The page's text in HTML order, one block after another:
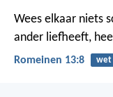
Wees elkaar niets
ander liefheeft,
Romeinen 13:8 wet